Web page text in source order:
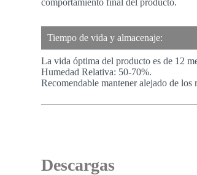
Tiempo de vida y almacenaje:
La vida óptima del producto es de 12
Humedad Relativa: 50-70%.
Recomendable mantener alejado de los
Descargas